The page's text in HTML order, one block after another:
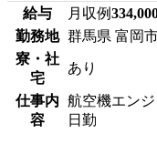
給与 月収例
勤務地 群馬県 富岡
寮・社
宅
あり
仕事内
容
航空機エン
日勤